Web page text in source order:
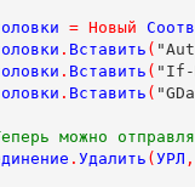
= Новый
. Вставить (
. Вставить ( "If-
. Вставить (
можно
.Удалить (УРЛ ,